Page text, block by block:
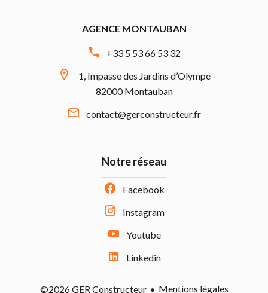
AGENCE MONTAUBAN
+33 5 53 66 53 32
1, Impasse des Jardins d’Olympe
82000 Montauban
contact@gerconstructeur.fr
Notre réseau
Facebook
Instagram
Youtube
Linkedin
©2026 GER Constructeur Mentions légales